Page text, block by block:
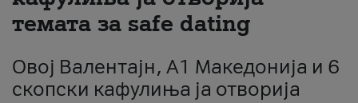
темата за safe dating
Овој Валентајн, A1 Македонија и 6
скопски кафулиња ја отворија